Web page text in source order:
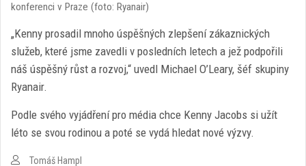
konferenci v Praze (foto: Ryanair)
„Kenny prosadil mnoho úspěšných zlepšení zákaznických
služeb, které jsme zavedli v posledních letech a jež podpořili
náš úspěšný růst a rozvoj,“ uvedl Michael O’Leary, šéf skupiny
Ryanair.
Podle svého vyjádření pro média chce Kenny Jacobs si užít
léto se svou rodinou a poté se vydá hledat nové výzvy.
Tomáš Hampl